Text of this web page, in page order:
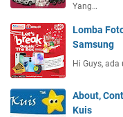
Yang…
Lomba
Samsung
Hi Guys,
About,
Kuis